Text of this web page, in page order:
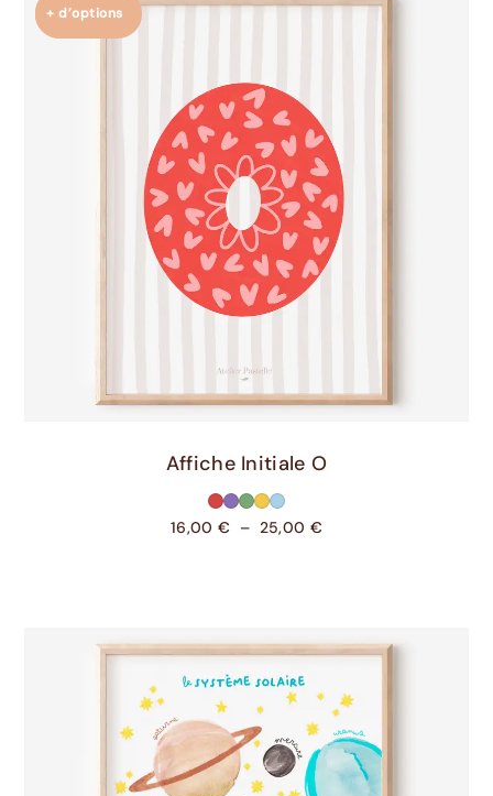
+ d’options
Choix Des Options
Affiche Initiale O
16,00 € – 25,00 €